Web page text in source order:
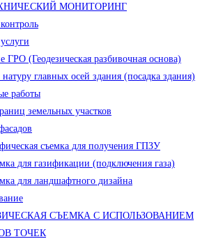
МОНИТОРИНГ
ГРО (Геодезическая разбивочная основа)
главных осей здания (посадка здания)
работы
земельных участков
съемка для получения ГПЗУ
для газификации (подключения газа)
для ландшафтного дизайна
СЪЕМКА С ИСПОЛЬЗОВАНИЕМ
ТОЧЕК